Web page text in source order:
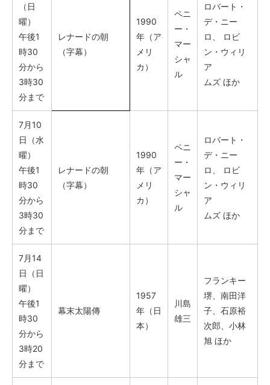
（日
曜）
午後1
時30
分から
3時30
分まで
レナードの朝
（字幕）
1990
年（ア
メリ
カ）
ペニ
ー・
マー
シャ
ル
ロバート・
デ・ニー
ロ、 ロビ
ン・ウィリ
ア
ムズ ほか
7月10
日（水
曜）
午後1
時30
分から
3時30
分まで
レナードの朝
（字幕）
1990
年（ア
メリ
カ）
ペニ
ー・
マー
シャ
ル
ロバート・
デ・ニー
ロ、 ロビ
ン・ウィリ
ア
ムズ ほか
7月14
日（日
曜）
午後1
時30
分から
3時20
分まで
幕末太陽傳
1957
年（日
本）
川島
雄三
フランキー
堺、南田洋
子、石原裕
次郎、小林
旭 ほか